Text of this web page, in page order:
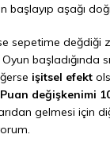
başlayıp aşağı
sepetime değdiği
başladığında
işitsel efekt
Puan değişkenimi
gelmesi için